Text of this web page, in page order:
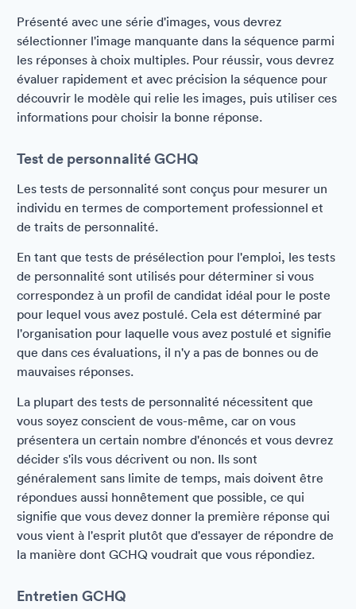
Présenté avec une série d'images, vous devrez
sélectionner l'image manquante dans la séquence parmi
les réponses à choix multiples. Pour réussir, vous devrez
évaluer rapidement et avec précision la séquence pour
découvrir le modèle qui relie les images, puis utiliser ces
informations pour choisir la bonne réponse.
Test de personnalité GCHQ
Les tests de personnalité sont conçus pour mesurer un
individu en termes de comportement professionnel et
de traits de personnalité.
En tant que tests de présélection pour l'emploi, les tests
de personnalité sont utilisés pour déterminer si vous
correspondez à un profil de candidat idéal pour le poste
pour lequel vous avez postulé. Cela est déterminé par
l'organisation pour laquelle vous avez postulé et signifie
que dans ces évaluations, il n'y a pas de bonnes ou de
mauvaises réponses.
La plupart des tests de personnalité nécessitent que
vous soyez conscient de vous-même, car on vous
présentera un certain nombre d'énoncés et vous devrez
décider s'ils vous décrivent ou non. Ils sont
généralement sans limite de temps, mais doivent être
répondues aussi honnêtement que possible, ce qui
signifie que vous devez donner la première réponse qui
vous vient à l'esprit plutôt que d'essayer de répondre de
la manière dont GCHQ voudrait que vous répondiez.
Entretien GCHQ